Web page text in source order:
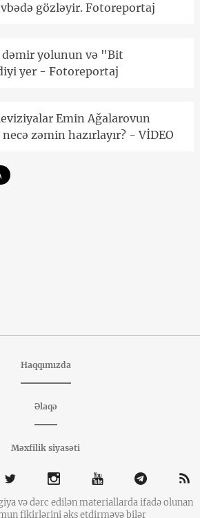
gözləyir. Fotoreportaj
yolunun və "Bit
yer - Fotoreportaj
Emin Ağalarovun
zəmin hazırlayır? - VİDEO
Haqqımızda
Əlaqə
Məxfilik siyasəti
və dərc edilən materiallarda ifadə olunan
fikirlərini əks etdirməyə bilər